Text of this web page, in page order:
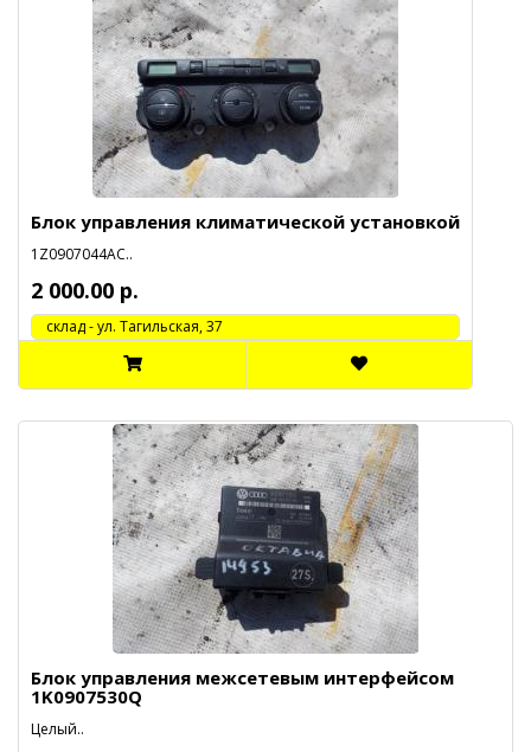
Блок управления климатической установкой
1Z0907044AC..
2 000.00 р.
cклад - ул. Тагильская, 37
Блок управления межсетевым интерфейсом
1K0907530Q
Целый..